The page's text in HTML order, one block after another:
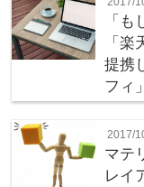
「
「
提携
フィ
2017/
マテ
レイ